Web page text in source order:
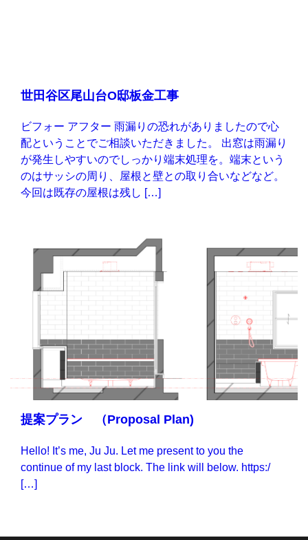
世田谷区尾山台O邸板金工事
ビフォー アフター 雨漏りの恐れがありましたので心
配ということでご相談いただきました。 出窓は雨漏り
が発生しやすいのでしっかり端末処理を。端末という
のはサッシの周り、屋根と壁との取り合いなどなど。
今回は既存の屋根は残し […]
提案プラン （Proposal Plan)
Hello! It’s me, Ju Ju. Let me present to you the
continue of my last block. The link will below. https:/
[…]